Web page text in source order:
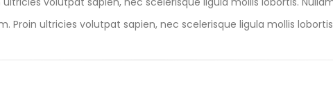
Proin ultricies volutpat sapien, nec scelerisque ligula mollis